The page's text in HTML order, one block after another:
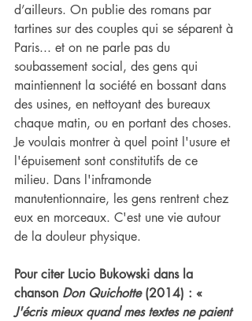
d’ailleurs. On publie des romans par
tartines sur des couples qui se séparent à
Paris... et on ne parle pas du
soubassement social, des gens qui
maintiennent la société en bossant dans
des usines, en nettoyant des bureaux
chaque matin, ou en portant des choses.
Je voulais montrer à quel point l'usure et
l'épuisement sont constitutifs de ce
milieu. Dans l'inframonde
manutentionnaire, les gens rentrent chez
eux en morceaux. C'est une vie autour
de la douleur physique.
Pour citer Lucio Bukowski dans la
chanson Don Quichotte (2014) : «
J'écris mieux quand mes textes ne paient